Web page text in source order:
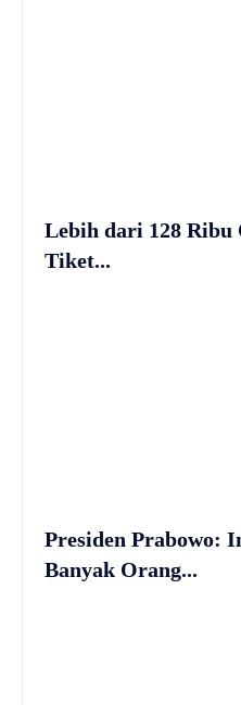
Lebih dari 128 Ribu
Tiket...
Presiden Prabowo:
Banyak Orang...